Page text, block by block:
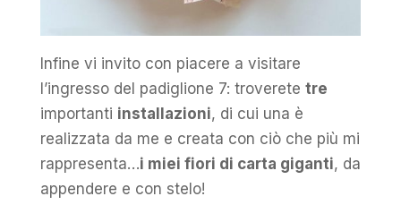
Infine vi invito con piacere a visitare
l’ingresso del padiglione 7: troverete tre
importanti installazioni, di cui una è
realizzata da me e creata con ciò che più mi
rappresenta…i miei fiori di carta giganti, da
appendere e con stelo!